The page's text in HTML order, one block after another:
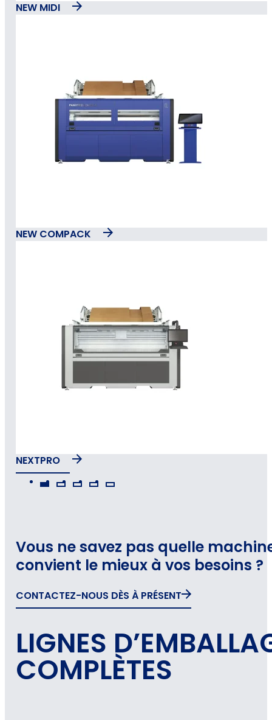
NEW MIDI
NEW COMPACK
NEXTPRO
Vous ne savez pas quelle
convient le mieux à vos besoins ?
CONTACTEZ-NOUS DÈS À PRÉSENT
LIGNES
COMPLÈTES